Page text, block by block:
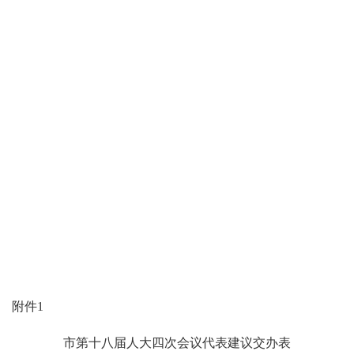
附件1
市第十八届人大四次会议代表建议交办表